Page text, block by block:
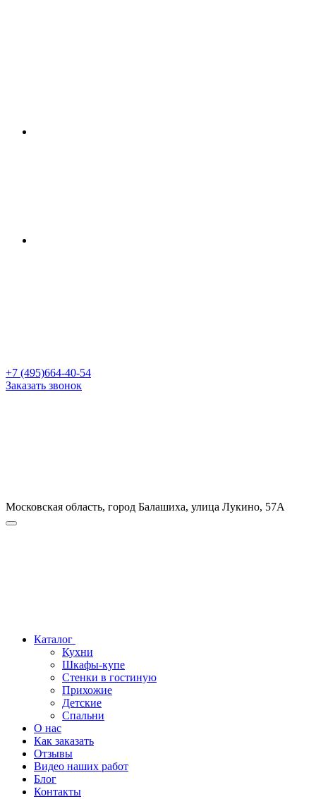
+7 (495)664-40-54
Заказать звонок
Московская область, город Балашиха, улица Лукино, 57А
Каталог
Кухни
Шкафы-купе
Стенки в гостиную
Прихожие
Детские
Спальни
О нас
Как заказать
Отзывы
Видео наших работ
Блог
Контакты